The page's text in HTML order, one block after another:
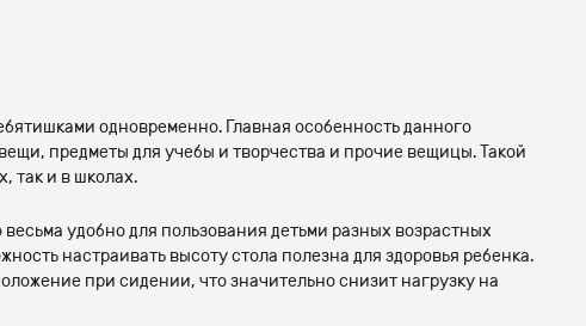
одновременно. Главная особенность данного
предметы для учебы и творчества и прочие вещицы. Такой
так и в школах.
удобно для пользования детьми разных возрастных
настраивать высоту стола полезна для здоровья ребенка.
при сидении, что значительно снизит нагрузку на